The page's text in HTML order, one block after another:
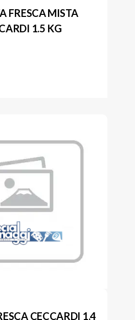
FRESCA MISTA
1.5 KG
CECCARDI 1.4